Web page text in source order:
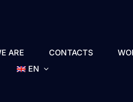
ARE CONTACTS
EN